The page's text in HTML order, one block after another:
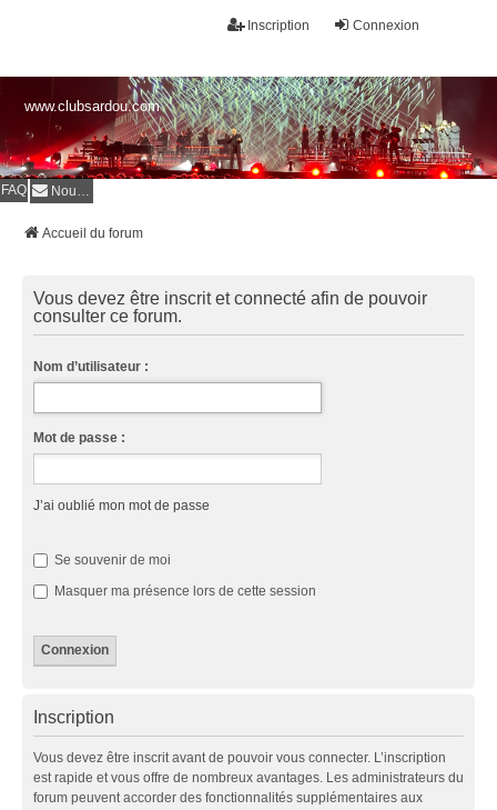
Connexion
Inscription
www.clubsardou.com
FAQ Nous contacter
Accueil du forum
Vous devez être inscrit et connecté afin de pouvoir
consulter ce forum.
Nom d’utilisateur :
Mot de passe :
J’ai oublié mon mot de passe
Se souvenir de moi
Masquer ma présence lors de cette session
Inscription
Vous devez être inscrit avant de pouvoir vous connecter. L’inscription
est rapide et vous offre de nombreux avantages. Les administrateurs du
forum peuvent accorder des fonctionnalités supplémentaires aux